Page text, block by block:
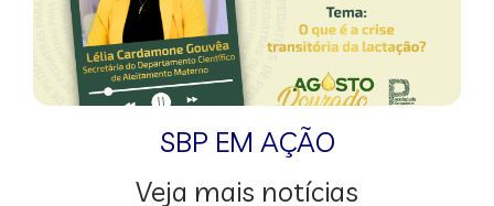
SBP EM AÇÃO
Veja mais notícias